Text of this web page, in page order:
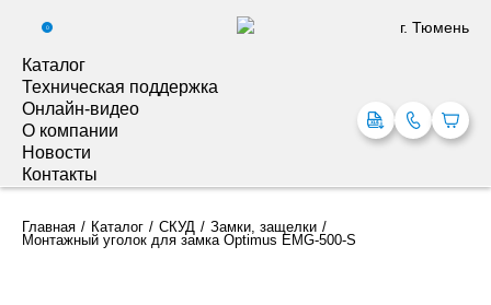
0 г. Тюмень
Каталог
Техническая поддержка
Онлайн-видео
О компании
Новости
Контакты
Главная Каталог СКУД
Замки, защелки
Монтажный уголок для замка Optimus EMG-500-S